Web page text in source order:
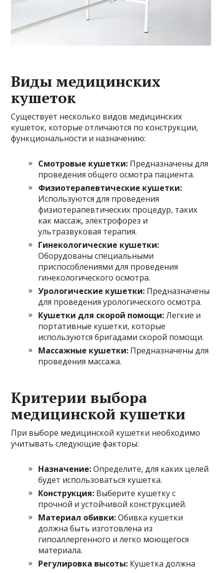
Виды медицинских
кушеток
Существует несколько видов медицинских
кушеток, которые отличаются по конструкции,
функциональности и назначению:
Смотровые кушетки: Предназначены для
проведения общего осмотра пациента.
Физиотерапевтические кушетки:
Используются для проведения
физиотерапевтических процедур, таких
как массаж, электрофорез и
ультразвуковая терапия.
Гинекологические кушетки:
Оборудованы специальными
приспособлениями для проведения
гинекологического осмотра.
Урологические кушетки: Предназначены
для проведения урологического осмотра.
Кушетки для скорой помощи:Легкие и
портативные кушетки, которые
используются бригадами скорой помощи.
Массажные кушетки: Предназначены для
проведения массажа.
Критерии выбора
медицинской кушетки
При выборе медицинской кушетки необходимо
учитывать следующие факторы:
Назначение:Определите, для каких целей
будет использоваться кушетка.
Конструкция: Выберите кушетку с
прочной и устойчивой конструкцией.
Материал обивки:Обивка кушетки
должна быть изготовлена из
гипоаллергенного и легко моющегося
материала.
Регулировка высоты: Кушетка должна